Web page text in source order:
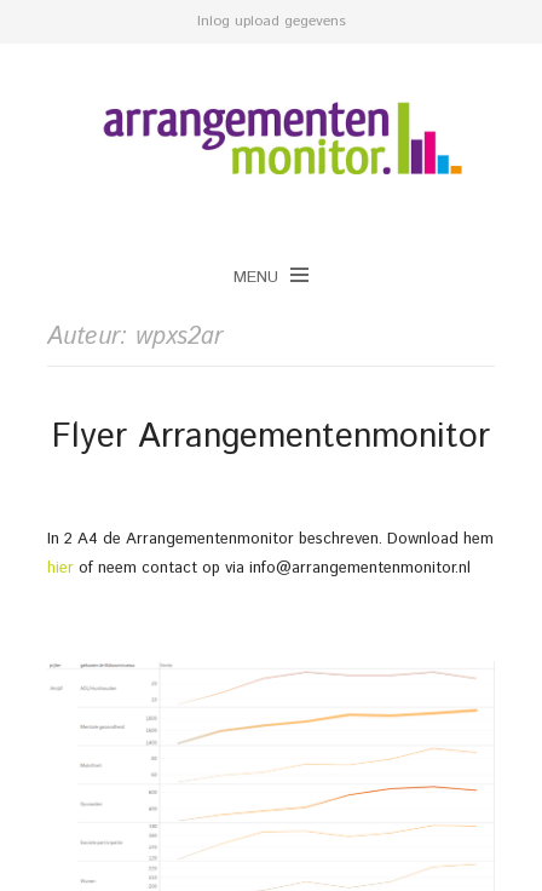
Inlog upload gegevens
MENU
Auteur: wpxs2ar
Flyer Arrangementenmonitor
In 2 A4 de Arrangementenmonitor beschreven. Download hem
hier of neem contact op via info@arrangementenmonitor.nl